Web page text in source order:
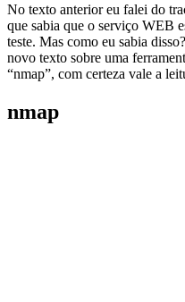
No texto anterior eu falei do
que sabia que o serviço WEB
teste. Mas como eu sabia
novo texto sobre uma
“nmap”, com certeza vale a
nmap